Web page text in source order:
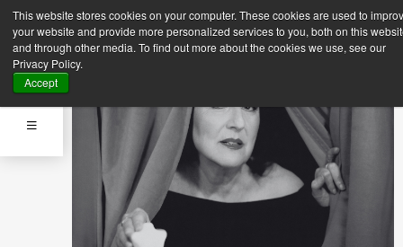
This website stores cookies on your computer. These cookies are used to
your website and provide more personalized services to you, both on this
and through other media. To find out more about the cookies we use, see our
Privacy Policy.
Accept